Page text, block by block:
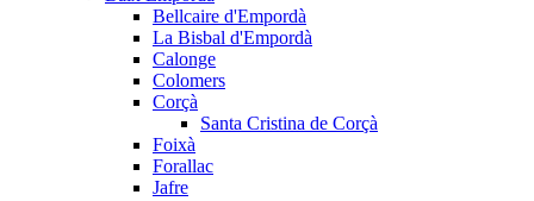
Bellcaire d'Empordà
La Bisbal d'Empordà
Calonge
Colomers
Corçà
Santa Cristina de Corçà
Foixà
Forallac
Jafre